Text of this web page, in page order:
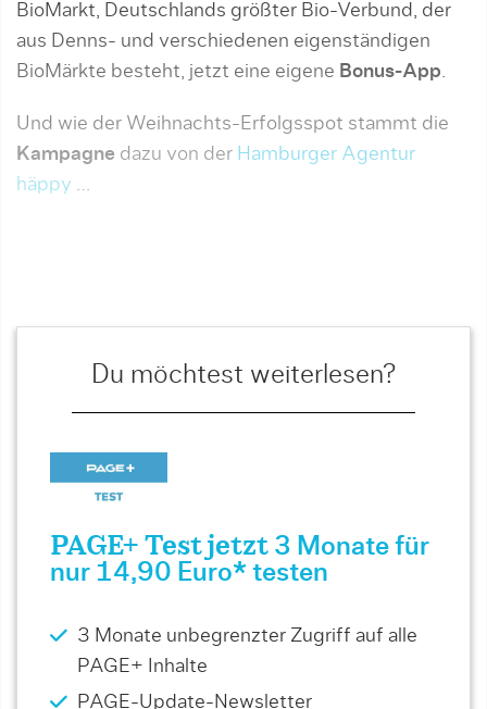
BioMarkt, Deutschlands größter Bio-Verbund, der
aus Denns- und verschiedenen eigenständigen
BioMärkte besteht, jetzt eine eigene Bonus-App.
Und wie der Weihnachts-Erfolgsspot stammt die
Kampagne dazu von der Hamburger Agentur
häppy …
Du möchtest weiterlesen?
PAGE+ Test jetzt 3 Monate für
nur 14,90 Euro* testen
3 Monate unbegrenzter Zugriff auf alle
PAGE+ Inhalte
PAGE-Update-Newsletter